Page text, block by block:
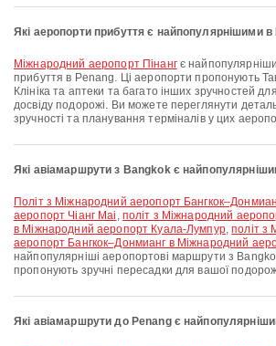
Які аеропорти прибуття є найпопулярнішими в
Міжнародний аеропорт Пінангє
прибуття в Penang. Ці аеропорти пропонують
Клініка та аптеки та багато інших зручностей
досвіду подорожі. Ви можете переглянути
зручності та планування терміналів у цих
Які авіамаршрути з Bangkok є
політ з Міжнародний аеропорт Бангкок–Донмианг в Міжнародний
аеропорт Чіанг Маі , політ з Міжнародний
в Міжнародний аеропорт Куала-Лумпур,політ з
аеропорт Бангкок–Донмианг в Міжнародний
найпопулярніші аеропортові маршрути з
пропонують зручні пересадки для вашої
Які авіамаршрути до Penang є